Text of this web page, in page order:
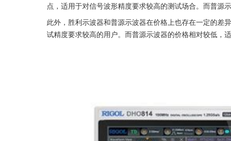
点，适用于对信号波形精度要求较高的测试场合。而普源
此外，胜利示波器和普源示波器在价格上也存在一定的差
试精度要求较高的用户。而普源示波器的价格相对较低，